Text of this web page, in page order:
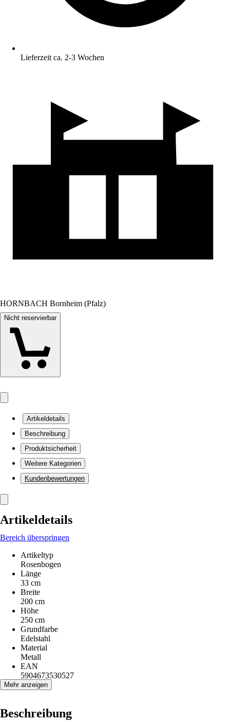
Lieferzeit ca. 2-3 Wochen
HORNBACH Bornheim (Pfalz)
Nicht reservierbar
Artikeldetails
Beschreibung
Produktsicherheit
Weitere Kategorien
Kundenbewertungen
Artikeldetails
Bereich überspringen
Artikeltyp
Rosenbogen
Länge
33 cm
Breite
200 cm
Höhe
250 cm
Grundfarbe
Edelstahl
Material
Metall
EAN
5904673530527
Mehr anzeigen
Beschreibung